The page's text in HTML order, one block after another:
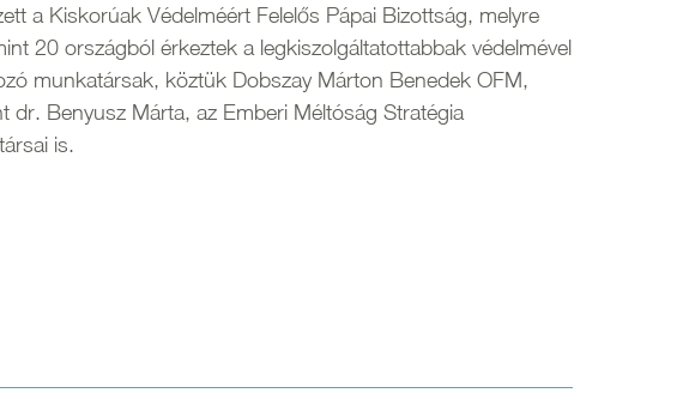
a Kiskorúak Védelméért Felelős Pápai Bizottság, melyre
20 országból érkeztek a legkiszolgáltatottabbak védelmével
munkatársak, köztük Dobszay Márton Benedek OFM,
dr. Benyusz Márta, az Emberi Méltóság Stratégia
is.